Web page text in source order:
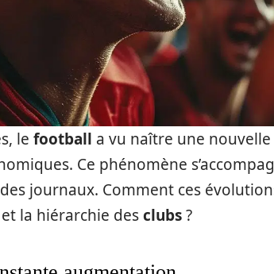
le football a vu naître une
Ce phénomène
journaux. Comment ces
et la hiérarchie desclubs?